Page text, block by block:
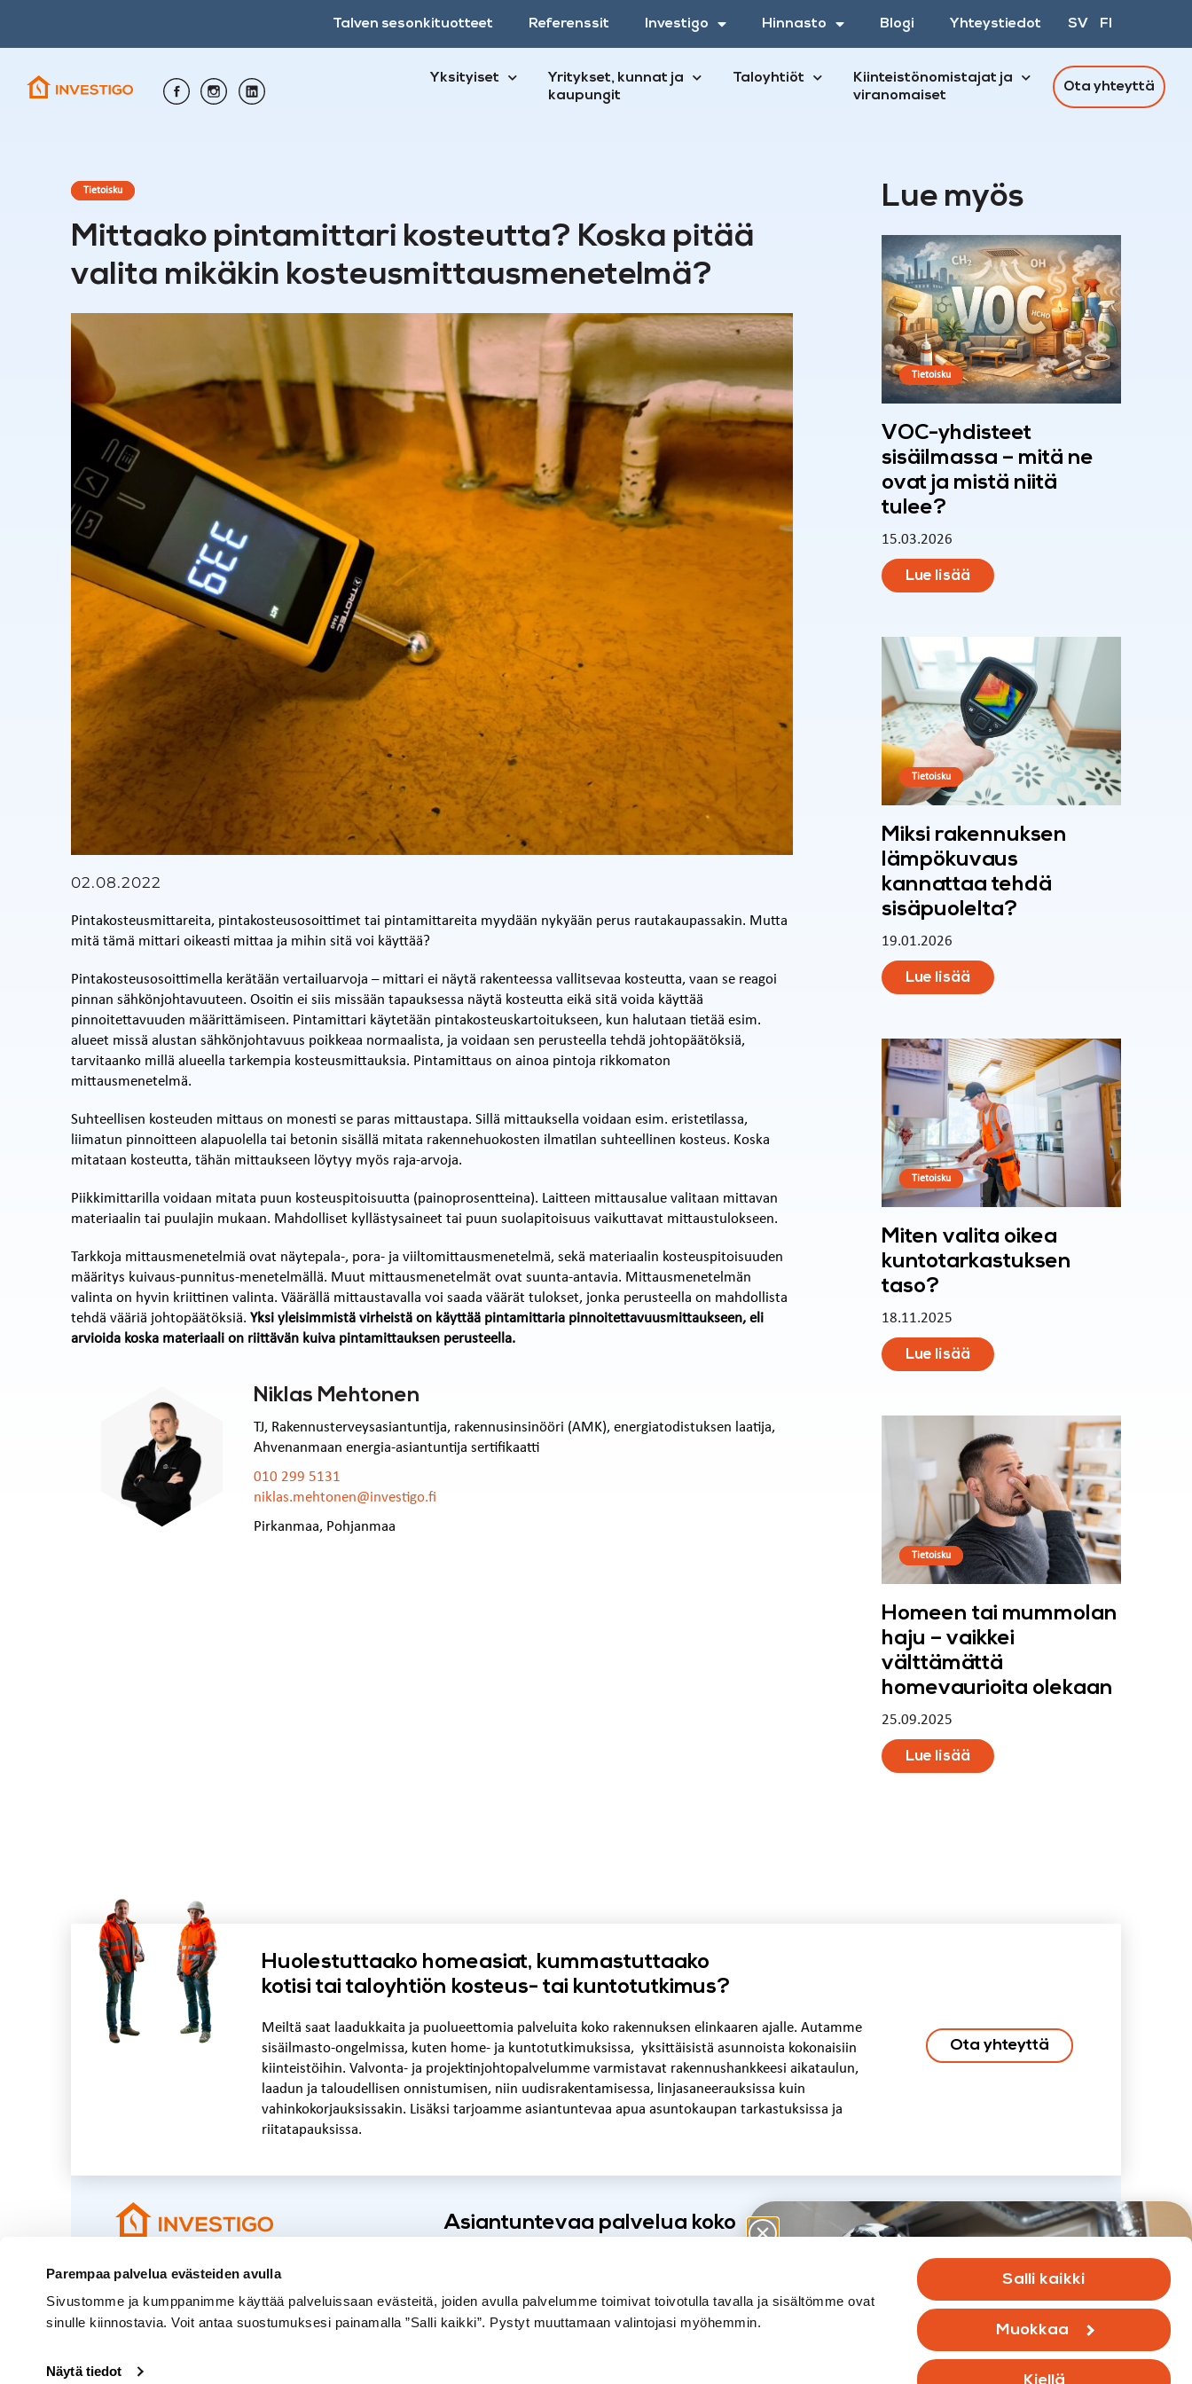
Parempaa palvelua evästeiden avulla
Sivustomme ja kumppanimme käyttää palveluissaan evästeitä, joiden avulla palvelumme toimivat toivotulla tavalla ja sisältömme ovat
sinulle kiinnostavia. Voit antaa suostumuksesi painamalla ”Salli kaikki”. Pystyt muuttamaan valintojasi myöhemmin.
Näytä tiedot
Salli kaikki
Muokkaa
Talven sesonkituotteet Referenssit Investigo Hinnasto Blogi Yhteystiedot SV FI
Yksityiset
Yritykset, kunnat ja
kaupungit
Taloyhtiöt
Kiinteistönomistajat ja
viranomaiset
Ota yhteyttä
Tietoisku
Mittaako pintamittari kosteutta? Koska pitää
valita mikäkin kosteusmittausmenetelmä?
02.08.2022
Pintakosteusmittareita, pintakosteusosoittimet tai pintamittareita myydään nykyään perus rautakaupassakin. Mutta
mitä tämä mittari oikeasti mittaa ja mihin sitä voi käyttää?
Pintakosteusosoittimella kerätään vertailuarvoja – mittari ei näytä rakenteessa vallitsevaa kosteutta, vaan se reagoi
pinnan sähkönjohtavuuteen. Osoitin ei siis missään tapauksessa näytä kosteutta eikä sitä voida käyttää
pinnoitettavuuden määrittämiseen. Pintamittari käytetään pintakosteuskartoitukseen, kun halutaan tietää esim.
alueet missä alustan sähkönjohtavuus poikkeaa normaalista, ja voidaan sen perusteella tehdä johtopäätöksiä,
tarvitaanko millä alueella tarkempia kosteusmittauksia. Pintamittaus on ainoa pintoja rikkomaton
mittausmenetelmä.
Suhteellisen kosteuden mittaus on monesti se paras mittaustapa. Sillä mittauksella voidaan esim. eristetilassa,
liimatun pinnoitteen alapuolella tai betonin sisällä mitata rakennehuokosten ilmatilan suhteellinen kosteus. Koska
mitataan kosteutta, tähän mittaukseen löytyy myös raja-arvoja.
Piikkimittarilla voidaan mitata puun kosteuspitoisuutta (painoprosentteina). Laitteen mittausalue valitaan mittavan
materiaalin tai puulajin mukaan. Mahdolliset kyllästysaineet tai puun suolapitoisuus vaikuttavat mittaustulokseen.
Tarkkoja mittausmenetelmiä ovat näytepala-, pora- ja viiltomittausmenetelmä, sekä materiaalin kosteuspitoisuuden
määritys kuivaus-punnitus-menetelmällä. Muut mittausmenetelmät ovat suunta-antavia. Mittausmenetelmän
valinta on hyvin kriittinen valinta. Väärällä mittaustavalla voi saada väärät tulokset, jonka perusteella on mahdollista
tehdä vääriä johtopäätöksiä. Yksi yleisimmistä virheistä on käyttää pintamittaria pinnoitettavuusmittaukseen, eli
arvioida koska materiaali on riittävän kuiva pintamittauksen perusteella.
Niklas Mehtonen
TJ, Rakennusterveysasiantuntija, rakennusinsinööri (AMK), energiatodistuksen laatija,
Ahvenanmaan energia-asiantuntija sertifikaatti
010 299 5131
niklas.mehtonen@investigo.fi
Pirkanmaa, Pohjanmaa
Lue myös
Tietoisku
VOC-yhdisteet
sisäilmassa – mitä ne
ovat ja mistä niitä
tulee?
15.03.2026
Lue lisää
Tietoisku
Miksi rakennuksen
lämpökuvaus
kannattaa tehdä
sisäpuolelta?
19.01.2026
Lue lisää
Tietoisku
Miten valita oikea
kuntotarkastuksen
taso?
18.11.2025
Lue lisää
Tietoisku
Homeen tai mummolan
haju – vaikkei
välttämättä
homevaurioita olekaan
25.09.2025
Lue lisää
Huolestuttaako homeasiat, kummastuttaako
kotisi tai taloyhtiön kosteus- tai kuntotutkimus?
Meiltä saat laadukkaita ja puolueettomia palveluita koko rakennuksen elinkaaren ajalle. Autamme
sisäilmasto-ongelmissa, kuten home- ja kuntotutkimuksissa, yksittäisistä asunnoista kokonaisiin
kiinteistöihin. Valvonta- ja projektinjohtopalvelumme varmistavat rakennushankkeesi aikataulun,
laadun ja taloudellisen onnistumisen, niin uudisrakentamisessa, linjasaneerauksissa kuin
vahinkokorjauksissakin. Lisäksi tarjoamme asiantuntevaa apua asuntokaupan tarkastuksissa ja
riitatapauksissa.
Ota yhteyttä
info@investigo.fi
© Investigo Oy Ab 2025
Asiantuntevaa palvelua koko
Ota yhteyttä
Kuinka voimme auttaa?